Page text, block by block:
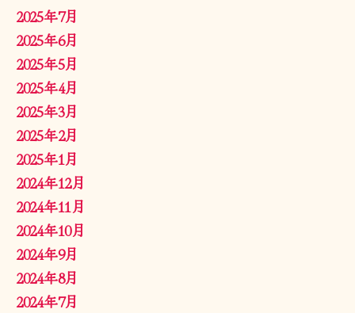
2025年7月
2025年6月
2025年5月
2025年4月
2025年3月
2025年2月
2025年1月
2024年12月
2024年11月
2024年10月
2024年9月
2024年8月
2024年7月